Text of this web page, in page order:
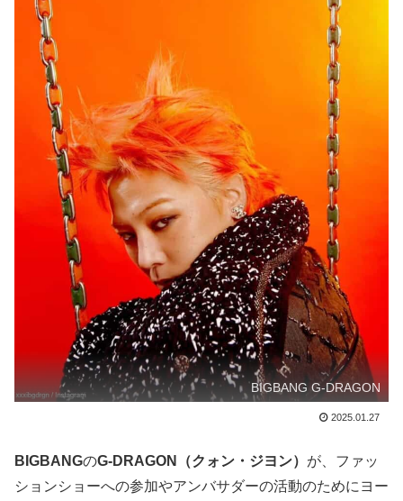
BIGBANG G-DRAGON
2025.01.27
BIGBANGのG-DRAGON（クォン・ジヨン） が、ファッ
ションショーへの参加やアンバサダーの活動のためにヨー